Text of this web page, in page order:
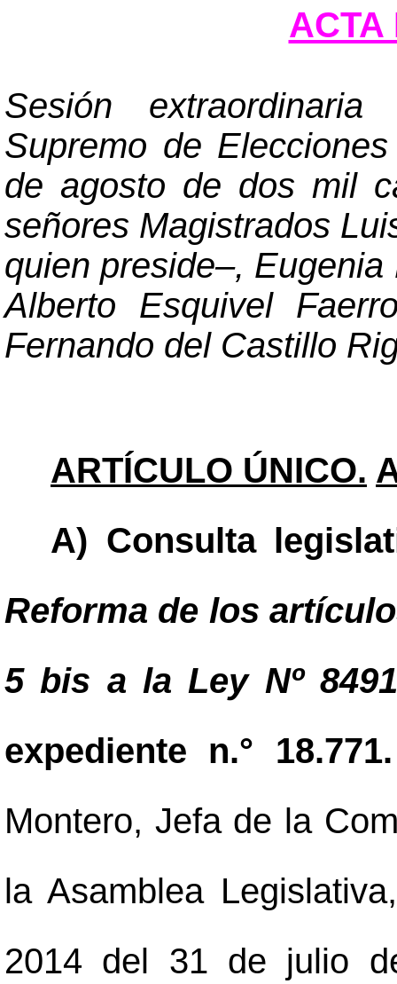
ACTA
Sesión
Supremo de
de agosto de dos mil
señores Magistrados
quien preside–, Eugenia
Alberto Esquivel
Fernando del Castillo
ARTÍCULO ÚNICO.
A) Consulta
Reforma de los
5 bis a la Ley Nº
expediente n.° 18.771.
Montero, Jefa de la
la Asamblea
2014 del 31 de julio